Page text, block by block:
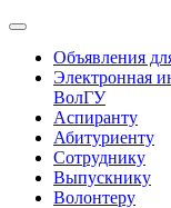
Объявления
Электронная
ВолГУ
Аспиранту
Абитуриенту
Сотруднику
Выпускнику
Волонтеру